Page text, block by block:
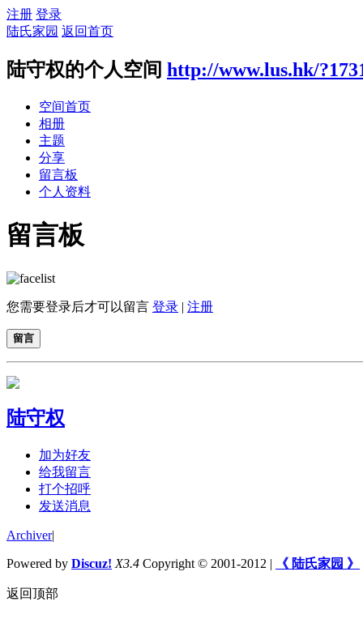
注册 登录
陆氏家园 返回首页
陆守权的个人空间 http://www.lus.hk/
空间首页
相册
主题
分享
留言板
个人资料
留言板
您需要登录后才可以留言 登录 | 注册
留言
陆守权
加为好友
给我留言
打个招呼
发送消息
Archiver|
Powered by Discuz! X3.4 Copyright © 2001-2012 | 《 陆氏家园 》
返回顶部